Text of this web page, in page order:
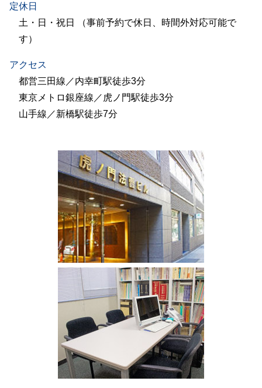
定休日
土・日・祝日 （事前予約で休日、時間外対応可能で
す）
アクセス
都営三田線／内幸町駅徒歩3分
東京メトロ銀座線／虎ノ門駅徒歩3分
山手線／新橋駅徒歩7分